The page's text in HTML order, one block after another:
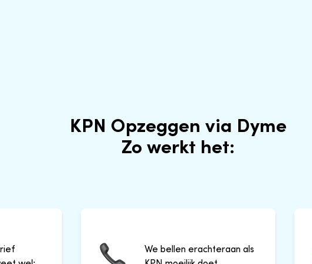
KPN Opzeggen via Dyme
Zo werkt het:
We bellen erachteraan als